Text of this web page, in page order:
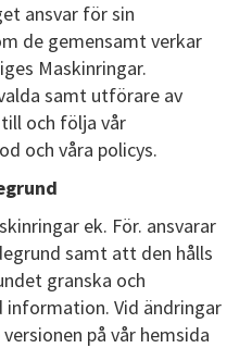
ansvar för sin
de gemensamt verkar
Maskinringar.
samt utförare av
och följa vår
och våra policys.
ek. För. ansvarar
samt att den hålls
granska och
Vid ändringar
på vår hemsida